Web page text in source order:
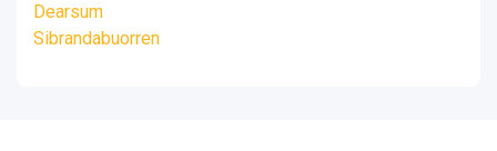
Dearsum
Sibrandabuorren